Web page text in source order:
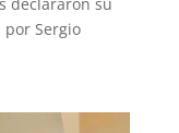
Sergio